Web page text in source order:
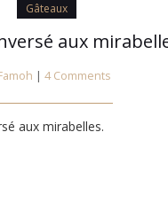
Gâteaux
aux
| 4 Comments
aux mirabelles.